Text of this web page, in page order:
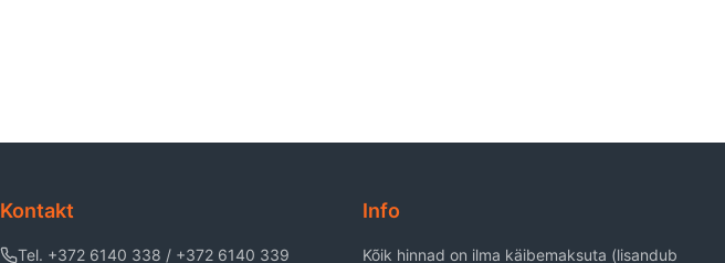
Kontakt
Tel. +372 6140 338 / +372 6140 339
Info
Kõik hinnad on ilma käibemaksuta (lisandub